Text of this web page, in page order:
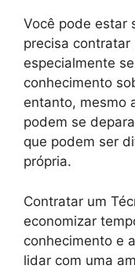
Você pode estar
precisa contratar
especialmente
conhecimento
entanto, mesmo
podem se
que podem ser
própria.
Contratar um
economizar
conhecimento e
lidar com uma